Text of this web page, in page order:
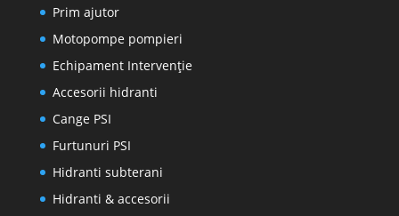
Prim ajutor
Motopompe pompieri
Echipament Intervenție
Accesorii hidranti
Cange PSI
Furtunuri PSI
Hidranti subterani
Hidranti & accesorii